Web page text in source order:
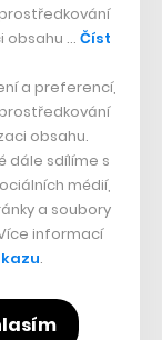
obsahu … Číst
a preferencí,
obsahu.
dále sdílíme s
médií,
a soubory
informací
.